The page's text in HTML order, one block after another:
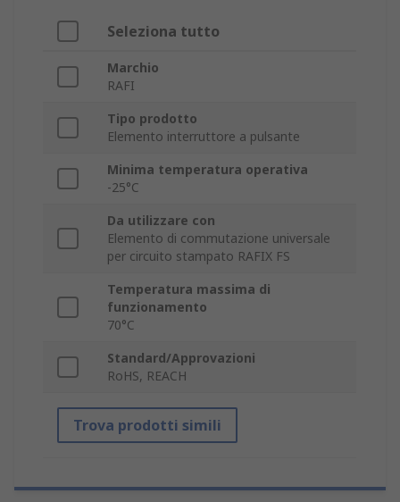
Seleziona tutto
Marchio
RAFI
Tipo prodotto
Elemento interruttore a pulsante
Minima temperatura operativa
-25°C
Da utilizzare con
Elemento di commutazione universale
per circuito stampato RAFIX FS
Temperatura massima di
funzionamento
70°C
Standard/Approvazioni
RoHS, REACH
Trova prodotti simili